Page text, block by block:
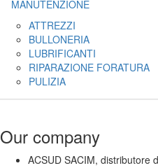
MANUTENZIONE
ATTREZZI
BULLONERIA
LUBRIFICANTI
RIPARAZIONE FORATURA
PULIZIA
Our company
ACSUD SACIM, distributore